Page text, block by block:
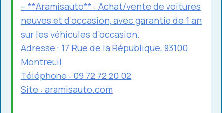
– **Aramisauto** : Achat/vente de voitures
neuves et d’occasion, avec garantie de 1 an
sur les véhicules d’occasion.
Adresse : 17 Rue de la République, 93100
Montreuil
Téléphone : 09 72 72 20 02
Site : aramisauto.com